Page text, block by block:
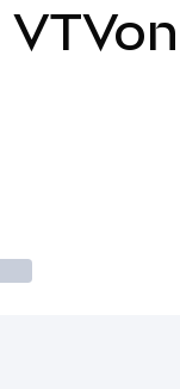
VTVon